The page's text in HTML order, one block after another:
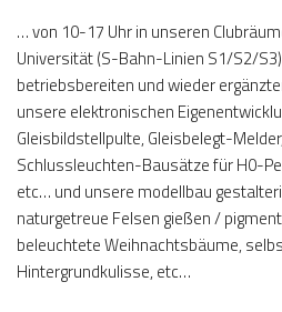
… von 10-17 Uhr in unseren
Universität (S-Bahn-Linien S1/S2/
betriebsbereiten und wieder
unsere elektronischen
Gleisbildstellpulte, Gleisbelegt-
Schlussleuchten-Bausätze für H0-
etc… und unsere modellbau
naturgetreue Felsen gießen /
beleuchtete Weihnachtsbäume,
Hintergrundkulisse, etc…